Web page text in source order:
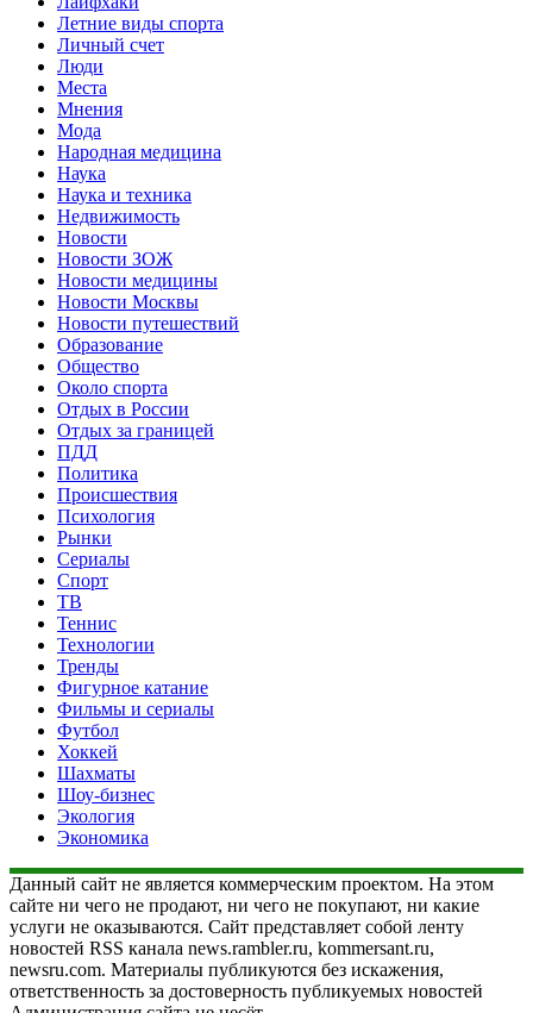
Летние виды спорта
Личный счет
Люди
Места
Мнения
Мода
Народная медицина
Наука
Наука и техника
Недвижимость
Новости
Новости ЗОЖ
Новости медицины
Новости Москвы
Новости путешествий
Образование
Общество
Около спорта
Отдых в России
Отдых за границей
ПДД
Политика
Происшествия
Психология
Рынки
Сериалы
Спорт
ТВ
Теннис
Технологии
Тренды
Фигурное катание
Фильмы и сериалы
Футбол
Хоккей
Шахматы
Шоу-бизнес
Экология
Экономика
Данный сайт не является коммерческим проектом. На этом
сайте ни чего не продают, ни чего не покупают, ни какие
услуги не оказываются. Сайт представляет собой ленту
новостей RSS канала news.rambler.ru, kommersant.ru,
newsru.com. Материалы публикуются без искажения,
ответственность за достоверность публикуемых новостей